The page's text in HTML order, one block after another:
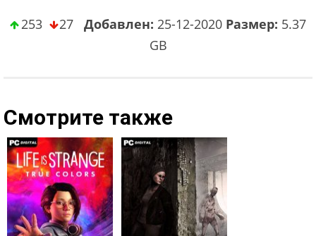
253 27 Добавлен: 25-12-2020 Размер: 5.37
GB
Смотрите также